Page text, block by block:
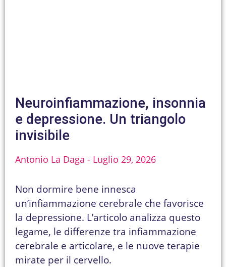
Neuroinfiammazione, insonnia
e depressione. Un triangolo
invisibile
Antonio La Daga Luglio 29, 2026
Non dormire bene innesca
un’infiammazione cerebrale che favorisce
la depressione. L’articolo analizza questo
legame, le differenze tra infiammazione
cerebrale e articolare, e le nuove terapie
mirate per il cervello.